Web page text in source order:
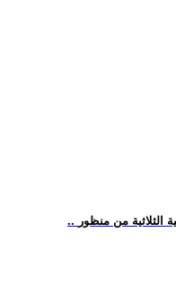
الثلاثية من منظور